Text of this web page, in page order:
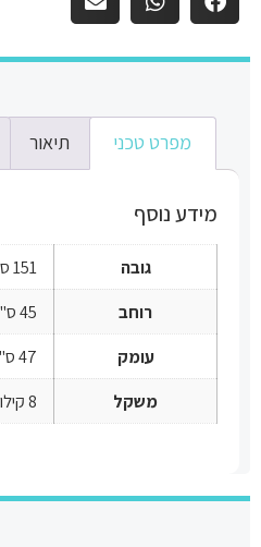
מפרט טכני תיאור
מידע נוסף
גובה
151 ס"מ
רוחב
45 ס"מ
עומק
47 ס"מ
משקל
8 קילוגרם